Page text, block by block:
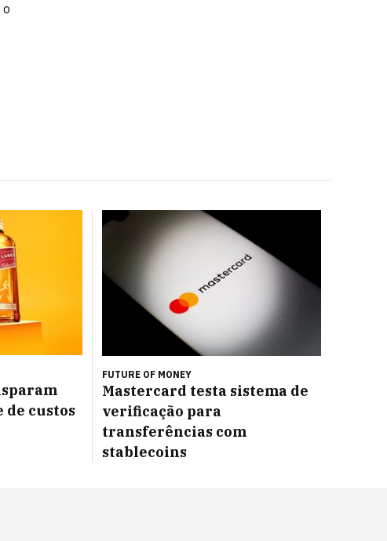
de custos
FUTURE OF MONEY
Mastercard testa sistema de
verificação para
transferências com
stablecoins